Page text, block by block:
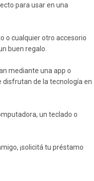
para usar en una
o cualquier otro accesorio
buen regalo.
mediante una app o
disfrutan de la tecnología en
un teclado o
¡solicitá tu préstamo